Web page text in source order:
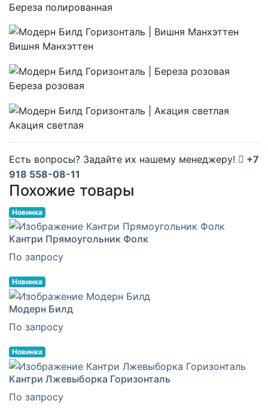
Береза полированная
Вишня Манхэттен
Береза розовая
Акация светлая
Есть вопросы? Задайте их нашему менеджеру!
+7
918 558-08-11
Похожие товары
Новинка
Кантри Прямоугольник Фолк
По запросу
Новинка
Модерн Билд
По запросу
Новинка
Кантри Лжевыборка Горизонталь
По запросу